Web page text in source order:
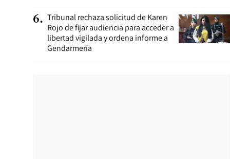
6. Tribunal rechaza solicitud de Karen
Rojo de fijar audiencia para acceder a
libertad vigilada y ordena informe a
Gendarmería